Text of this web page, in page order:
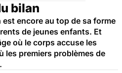
bilan
encore au top de sa forme
de jeunes enfants. Et
où le corps accuse les
les premiers problèmes de